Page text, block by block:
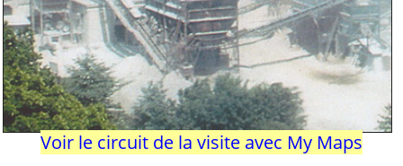
Convention aide solidaire
ALCT
La Maine. Aujourd'hui,
autrefois, demain
Mieux nous connaître
Notre projet associatif
Voir le circuit de la visite avec My Maps